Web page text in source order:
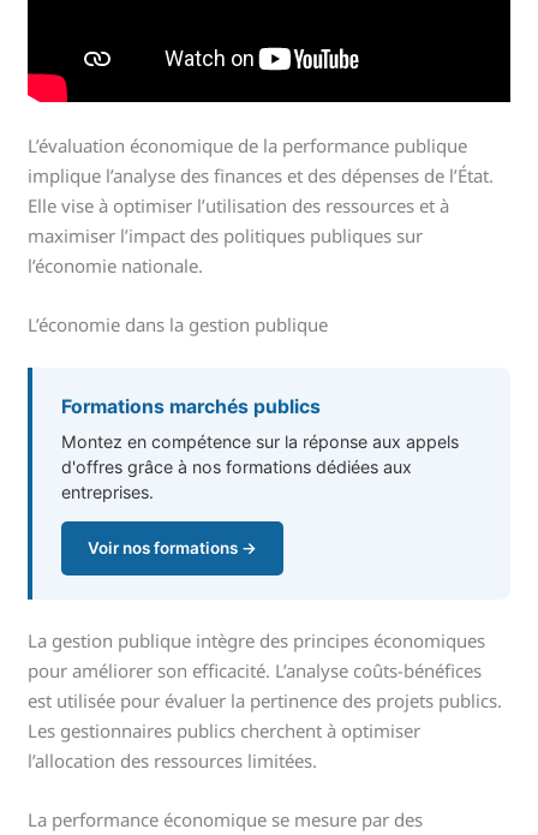
L’évaluation économique de la performance publique
implique l’analyse des finances et des dépenses de l’État.
Elle vise à optimiser l’utilisation des ressources et à
maximiser l’impact des politiques publiques sur
l’économie nationale.
L’économie dans la gestion publique
Formations marchés publics
Montez en compétence sur la réponse aux appels
d'offres grâce à nos formations dédiées aux
entreprises.
Voir nos formations →
La gestion publique intègre des principes économiques
pour améliorer son efficacité. L’analyse coûts-bénéfices
est utilisée pour évaluer la pertinence des projets publics.
Les gestionnaires publics cherchent à optimiser
l’allocation des ressources limitées.
La performance économique se mesure par des